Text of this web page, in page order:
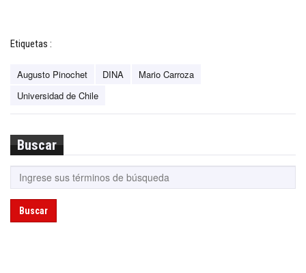
Etiquetas :
Augusto Pinochet DINA
Mario Carroza
Universidad de Chile
Buscar
Buscar